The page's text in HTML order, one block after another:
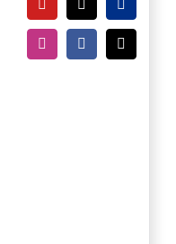
YouTubeTiktokPayPal
InstagramFacebook
E-
Mail